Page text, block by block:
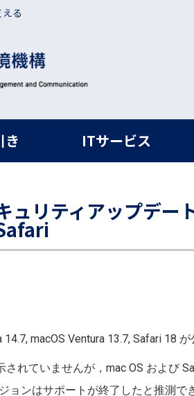
る
き ITサービス
ュリティアップデ
14.7, macOS Ventura 13.7, Safari 18 が
れていませんが，mac OS および
ョンはサポートが終了したと推測で